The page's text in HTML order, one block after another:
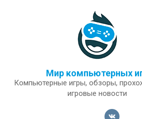
Мир компьютерных
Компьютерные игры, обзоры,
игровые новости